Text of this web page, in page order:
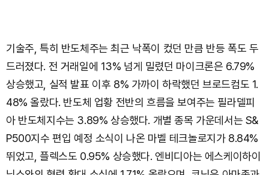
기술주, 특히 반도체주는 최근 낙폭이 컸던 만큼 반등 폭도 두
드러졌다. 전 거래일에 13% 넘게 밀렸던 마이크론은 6.79%
상승했고, 실적 발표 이후 8% 가까이 하락했던 브로드컴도 1.
48% 올랐다. 반도체 업황 전반의 흐름을 보여주는 필라델피
아 반도체지수는 3.89% 상승했다. 개별 종목 가운데서는 S&
P500지수 편입 예정 소식이 나온 마벨 테크놀로지가 8.84%
뛰었고, 플렉스도 0.95% 상승했다. 엔비디아는 에스케이하이